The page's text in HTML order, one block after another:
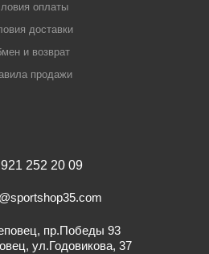
оплаты
доставки
и возврат
продажи
252 20 09
пр.Победы 93
ул.Годовикова, 37